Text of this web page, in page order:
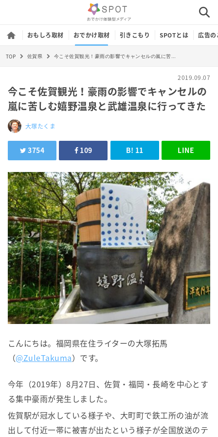
おもしろ取材 おでかけ取材 引きこもり SPOTとは 広告
TOP 佐賀県
2019.09.07
今こそ佐賀観光！豪雨の影響でキャンセルの
嵐に苦しむ嬉野温泉と武雄温泉に行ってきた
大塚たくま
3754 109 B! 11 LINE
こんにちは。福岡県在住ライターの大塚拓馬
（@ZuleTakuma）です。
今年（2019年）8月27日、佐賀・福岡・長崎を中心とす
る集中豪雨が発生しました。
佐賀駅が冠水している様子や、大町町で鉄工所の油が流
出して付近一帯に被害が出たという様子が全国放送のテ